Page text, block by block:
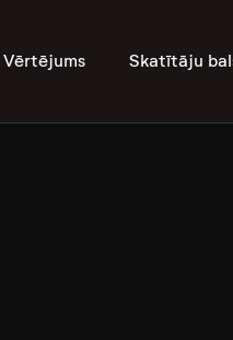
Vērtējums Skatītāju